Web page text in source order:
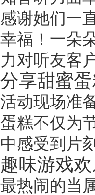
感谢她们一
幸福！一朵
力对听友客
分享甜蜜
活动现场准
蛋糕不仅为
中感受到片
趣味游戏
最热闹的当